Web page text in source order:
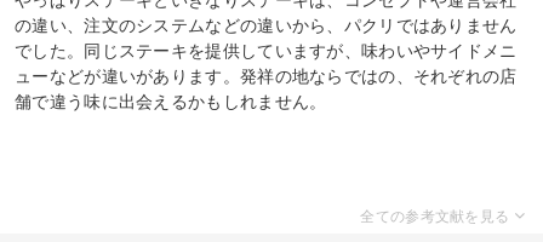
の違い、注文のシステムなどの違いから、パクリではありません
でした。同じステーキを提供していますが、味わいやサイドメニ
ューなどが違いがあります。発祥の地ならではの、それぞれの店
舗で違う味に出会えるかもしれません。